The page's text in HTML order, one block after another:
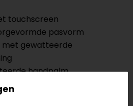
touchscreen
pasvorm
met gewatteerde
handpalm
ademend vermogen